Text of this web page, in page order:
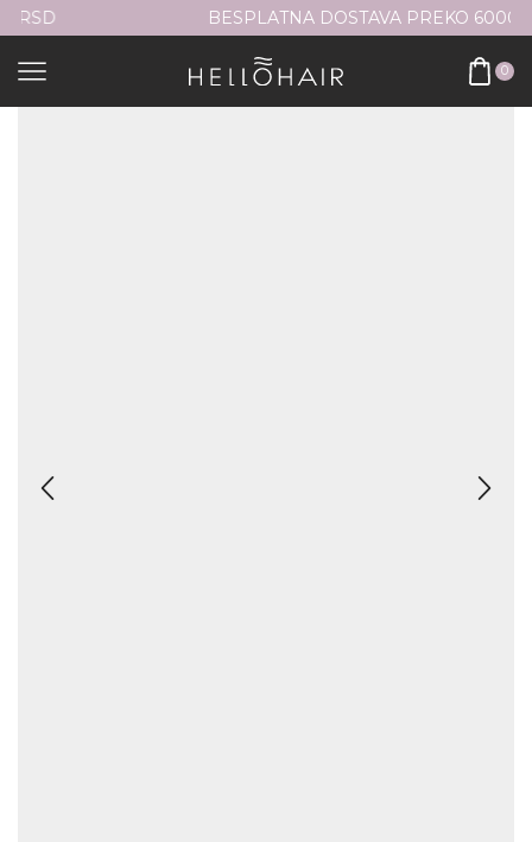
BESPLATNA DOSTAVA PREKO 6000RSD
0